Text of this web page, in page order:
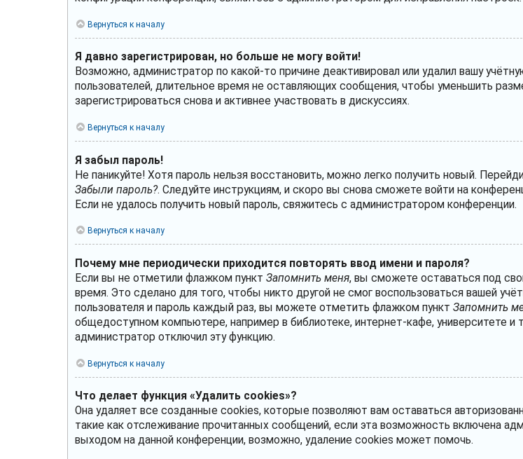
Вернуться к началу
Я давно зарегистрирован, но больше не могу войти!
Возможно, администратор по какой-то причине деактивировал или удалил вашу
пользователей, длительное время не оставляющих сообщения, чтобы уменьшить
зарегистрироваться снова и активнее участвовать в дискуссиях.
Вернуться к началу
Я забыл пароль!
Не паникуйте! Хотя пароль нельзя восстановить, можно легко получить новый.
Забыли пароль?. Следуйте инструкциям, и скоро вы снова сможете войти на
Если не удалось получить новый пароль, свяжитесь с администратором конференции.
Вернуться к началу
Почему мне периодически приходится повторять ввод имени и пароля?
Если вы не отметили флажком пункт Запомнить меня, вы сможете оставаться под
время. Это сделано для того, чтобы никто другой не смог воспользоваться вашей
пользователя и пароль каждый раз, вы можете отметить флажком пункт Запомнить
общедоступном компьютере, например в библиотеке, интернет-кафе, университете и
администратор отключил эту функцию.
Вернуться к началу
Что делает функция «Удалить cookies»?
Она удаляет все созданные cookies, которые позволяют вам оставаться
такие как отслеживание прочитанных сообщений, если эта возможность включена
выходом на данной конференции, возможно, удаление cookies может помочь.